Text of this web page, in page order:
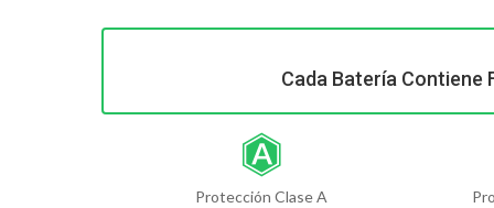
Cada Batería Contiene
Protección Clase A